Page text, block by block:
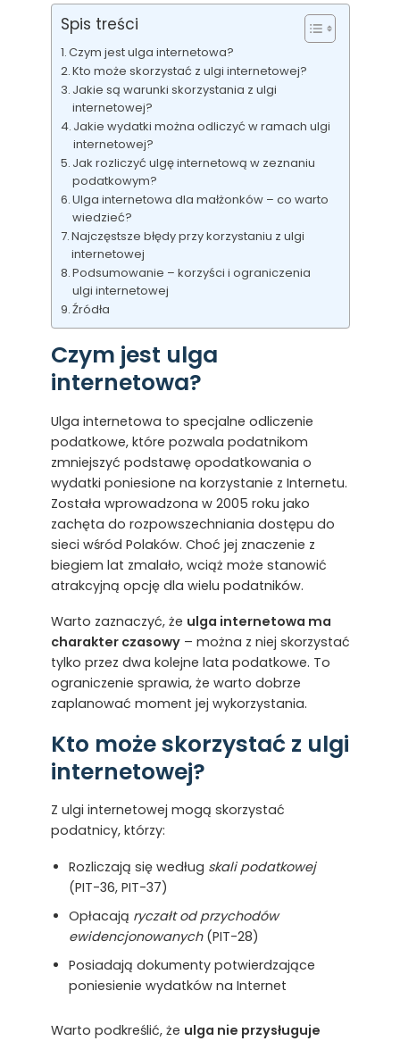
Spis treści
Czym jest ulga internetowa?
Kto może skorzystać z ulgi internetowej?
Jakie są warunki skorzystania z ulgi
internetowej?
Jakie wydatki można odliczyć w ramach ulgi
internetowej?
Jak rozliczyć ulgę internetową w zeznaniu
podatkowym?
Ulga internetowa dla małżonków – co warto
wiedzieć?
Najczęstsze błędy przy korzystaniu z ulgi
internetowej
Podsumowanie – korzyści i ograniczenia
ulgi internetowej
Źródła
Czym jest ulga
internetowa?
Ulga internetowa to specjalne odliczenie
podatkowe, które pozwala podatnikom
zmniejszyć podstawę opodatkowania o
wydatki poniesione na korzystanie z Internetu.
Została wprowadzona w 2005 roku jako
zachęta do rozpowszechniania dostępu do
sieci wśród Polaków. Choć jej znaczenie z
biegiem lat zmalało, wciąż może stanowić
atrakcyjną opcję dla wielu podatników.
Warto zaznaczyć, że ulga internetowa ma
charakter czasowy– można z niej skorzystać
tylko przez dwa kolejne lata podatkowe. To
ograniczenie sprawia, że warto dobrze
zaplanować moment jej wykorzystania.
Kto może skorzystać z ulgi
internetowej?
Z ulgi internetowej mogą skorzystać
podatnicy, którzy:
Rozliczają się według skali podatkowej
(PIT-36, PIT-37)
Opłacają ryczałt od przychodów
ewidencjonowanych(PIT-28)
Posiadają dokumenty potwierdzające
poniesienie wydatków na Internet
Warto podkreślić, że ulga nie przysługuje